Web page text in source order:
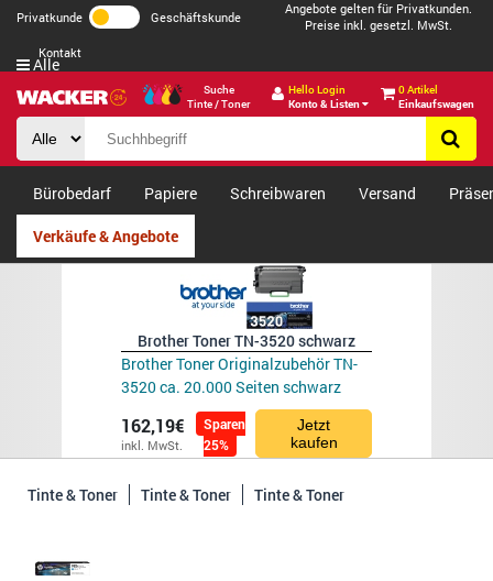
Privatkunde Geschäftskunde
Angebote gelten für Privatkunden.
Preise inkl. gesetzl. MwSt.
Kontakt
Suche
Tinte / Toner
Hello Login
Konto & Listen
0 Artikel
Einkaufswagen
Alle
Bürobedarf Papiere Schreibwaren Versand
Verkäufe & Angebote
Brother Toner TN-3520 schwarz
Brother Toner Originalzubehör TN-
3520 ca. 20.000 Seiten schwarz
162,19€
inkl. MwSt.
Sparen
25%
Jetzt
kaufen
Tinte & Toner Tinte & Toner Tinte & Toner